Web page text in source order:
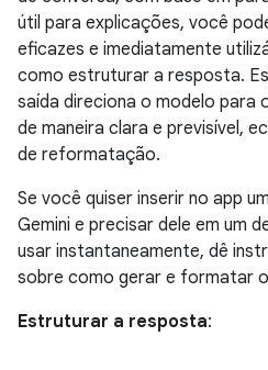
útil para explicações, você
eficazes e imediatamente
como estruturar a resposta.
saída direciona o modelo para
de maneira clara e previsível,
de reformatação.
Se você quiser inserir no app
Gemini e precisar dele em um
usar instantaneamente, dê
sobre como gerar e formatar
Estruturar a resposta: